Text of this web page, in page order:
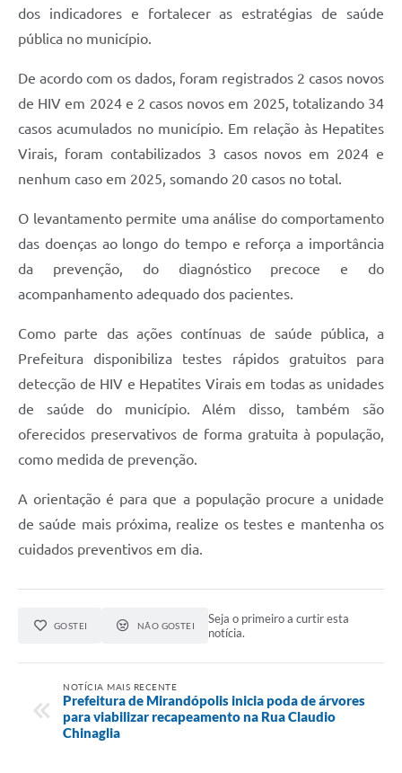
Cadastro de Artistas
dos indicadores e fortalecer as estratégias de saúde
pública no município.
De acordo com os dados, foram registrados 2 casos novos
de HIV em 2024 e 2 casos novos em 2025, totalizando 34
casos acumulados no município. Em relação às Hepatites
Virais, foram contabilizados 3 casos novos em 2024 e
nenhum caso em 2025, somando 20 casos no total.
O levantamento permite uma análise do comportamento
das doenças ao longo do tempo e reforça a importância
da prevenção, do diagnóstico precoce e do
acompanhamento adequado dos pacientes.
Como parte das ações contínuas de saúde pública, a
Prefeitura disponibiliza testes rápidos gratuitos para
detecção de HIV e Hepatites Virais em todas as unidades
de saúde do município. Além disso, também são
oferecidos preservativos de forma gratuita à população,
como medida de prevenção.
A orientação é para que a população procure a unidade
de saúde mais próxima, realize os testes e mantenha os
cuidados preventivos em dia.
GOSTEI NÃO GOSTEI
Seja o primeiro a curtir esta
notícia.
NOTÍCIA MAIS RECENTE
Prefeitura de Mirandópolis inicia poda de árvores
para viabilizar recapeamento na Rua Claudio
Chinaglia